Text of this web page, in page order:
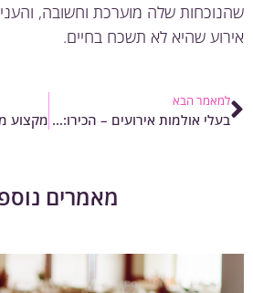
שלה מוערכת וחשובה, והעניקו
שהיא לא תשכח בחיים.
הבא
בעלי אולמות אירועים – הכירו: כל מה שצריך לדעת על טופס 126
מאמרים נוספים